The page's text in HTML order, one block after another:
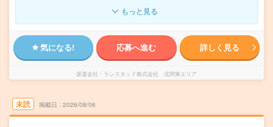
もっと見る
気になる! 応募へ進む 詳しく見る
派遣会社 ランスタッド株式会社 北関東エリア
未読 掲載日 2026/08/06